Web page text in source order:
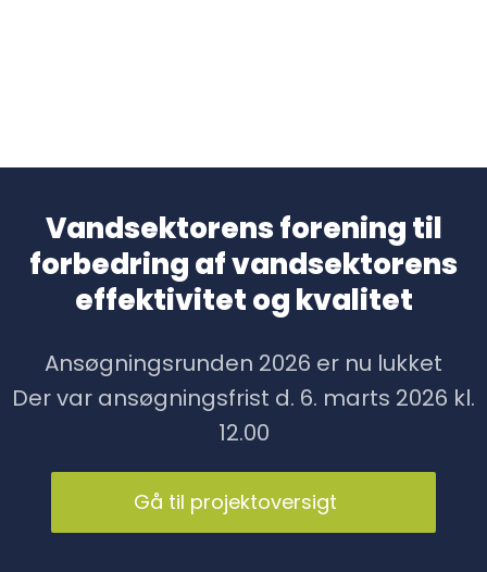
Vandsektorens forening til
forbedring af vandsektorens
effektivitet og kvalitet
Ansøgningsrunden 2026 er nu lukket
​Der var ansøgningsfrist d. 6. marts 2026 kl.
12.00
Gå til projektoversigt